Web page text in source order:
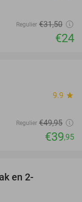
Regulier €31,50
€24
9.9 star
Regulier €49,95
€39,95
en 2-